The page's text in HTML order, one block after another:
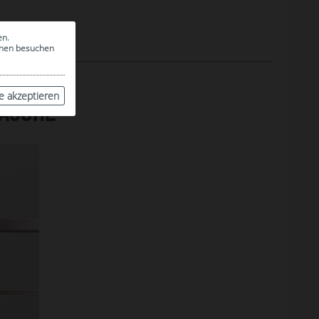
besuchen
akzeptieren